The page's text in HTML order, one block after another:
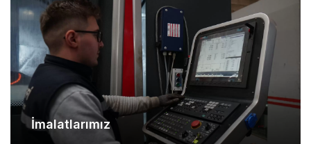
İmalatlarımız